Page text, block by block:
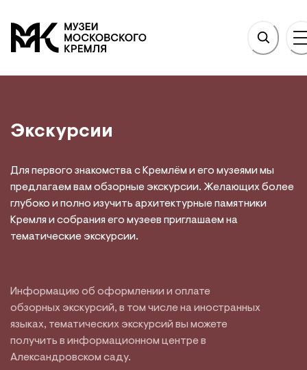
На главную
Экскурсии
Для первого знакомства с Кремлём и его музеями мы
предлагаем вам обзорные экскурсии. Желающих более
глубоко и полно изучить архитектурные памятники
Кремля и собрания его музеев приглашаем на
тематические экскурсии.
Информацию об оформлении и оплате
обзорных экскурсий, в том числе на иностранных
языках, тематических экскурсий вы можете
получить в информационном центре в
Александровском саду.